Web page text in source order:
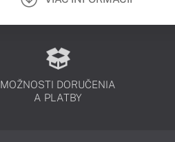
MOŽNOSTI DORUČENIA
A PLATBY